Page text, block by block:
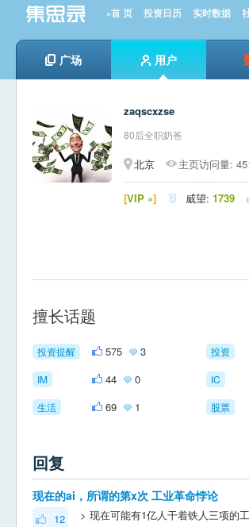
»首 页 投资日历 实时数据
广场 用户
zaqscxzse
80后全职奶爸
北京 主页访问量:
[VIP »]  威望: 1739
擅长话题
投资提醒 575 3 投资
IM 44 0 IC
生活 69 1 股票
回复
现在的ai，所谓的第x次 工业革命悖论
12